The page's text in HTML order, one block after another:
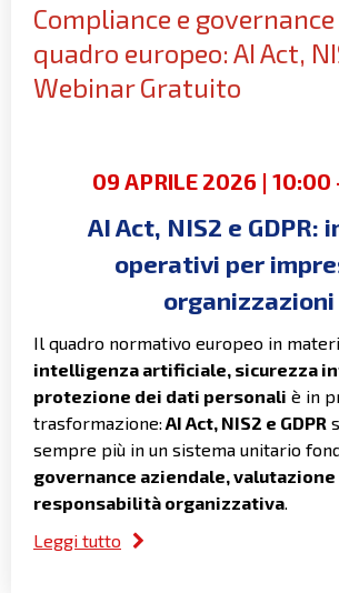
Compliance e
quadro europeo: AI Act,
Webinar Gratuito
09 APRILE 2026 | 10:00
AI Act, NIS2 e GDPR:
operativi per
organizzazioni
Il quadro normativo europeo in
intelligenza artificiale, sicurezza
protezione dei dati personali è in
trasformazione: AI Act, NIS2 e GDPR
sempre più in un sistema unitario
governance aziendale,
responsabilità organizzativa.
Leggi tutto